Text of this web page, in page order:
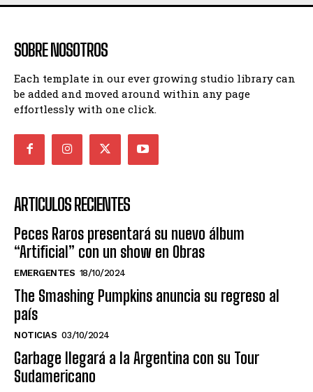
SOBRE NOSOTROS
Each template in our ever growing studio library can
be added and moved around within any page
effortlessly with one click.
ARTICULOS RECIENTES
Peces Raros presentará su nuevo álbum
“Artificial” con un show en Obras
EMERGENTES 18/10/2024
The Smashing Pumpkins anuncia su regreso al
país
NOTICIAS 03/10/2024
Garbage llegará a la Argentina con su Tour
Sudamericano